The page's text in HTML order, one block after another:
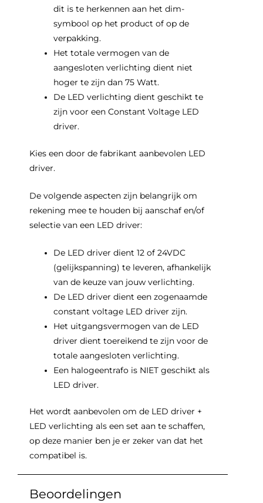
dit is te herkennen aan het dim-
symbool op het product of op de
verpakking.
Het totale vermogen van de
aangesloten verlichting dient niet
hoger te zijn dan 75 Watt.
De LED verlichting dient geschikt te
zijn voor een Constant Voltage LED
driver.
Kies een door de fabrikant aanbevolen LED
driver.
De volgende aspecten zijn belangrijk om
rekening mee te houden bij aanschaf en/of
selectie van een LED driver:
De LED driver dient 12 of 24VDC
(gelijkspanning) te leveren, afhankelijk
van de keuze van jouw verlichting.
De LED driver dient een zogenaamde
constant voltage LED driver zijn.
Het uitgangsvermogen van de LED
driver dient toereikend te zijn voor de
totale aangesloten verlichting.
Een halogeentrafo is NIET geschikt als
LED driver.
Het wordt aanbevolen om de LED driver +
LED verlichting als een set aan te schaffen,
op deze manier ben je er zeker van dat het
compatibel is.
Beoordelingen